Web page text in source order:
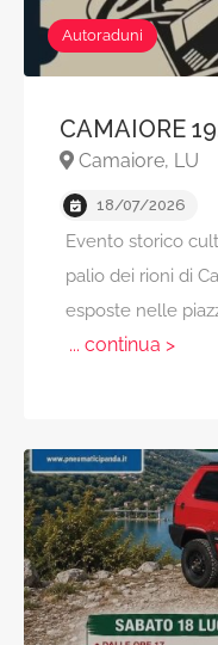
Autoraduni
CAMAIORE
Camaiore, LU
18/07/2026
Evento storico
palio dei rioni di
esposte nelle
... continua >